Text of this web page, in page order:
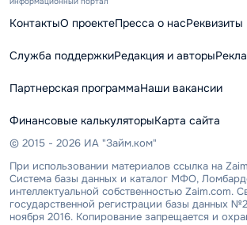
КонтактыО проектеПресса о насРеквизиты
Служба поддержкиРедакция и авторы
Партнерская программаНаши вакансии
Финансовые калькуляторыКарта сайта
© 2015 - 2026 ИА "Займ.ком"
При использовании материалов ссылка на
Система базы данных и каталог МФО,
интеллектуальной собственностью Zaim.com.
государственной регистрации базы данных
ноября 2016. Копирование запрещается и